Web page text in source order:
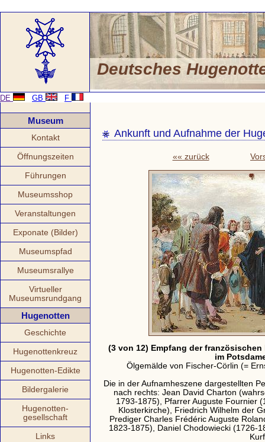
Deutsches
DE GB F
Museum
Kontakt
Öffnungszeiten
Führungen
Museumsshop
Veranstaltungen
Exponate (Bilder)
Museumspfad
Museumsrallye
Virtueller
Museumsrundgang
Hugenotten
Geschichte
Hugenottenkreuz
Hugenotten-Edikte
Bildergalerie
Hugenotten-
gesellschaft
Links
Ankunft und Aufnahme der
«« zurück
(3 von 12) Empfang der
im
Ölgemälde von Fischer-Cörlin (=
Die in der Aufnamheszene dargestellten
nach rechts: Jean David Charton
1793-1875), Pfarrer Auguste Fournier
Klosterkirche), Friedrich Wilhelm der
Prediger Charles Frédéric Auguste
1823-1875), Daniel Chodowiecki (1726-